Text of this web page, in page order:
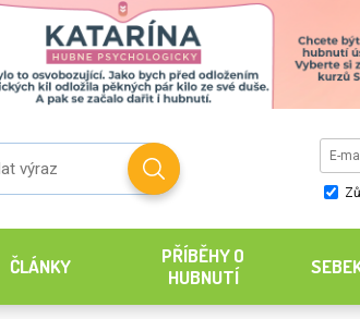
ČLÁNKY
PŘÍBĚHY O
HUBNUTÍ